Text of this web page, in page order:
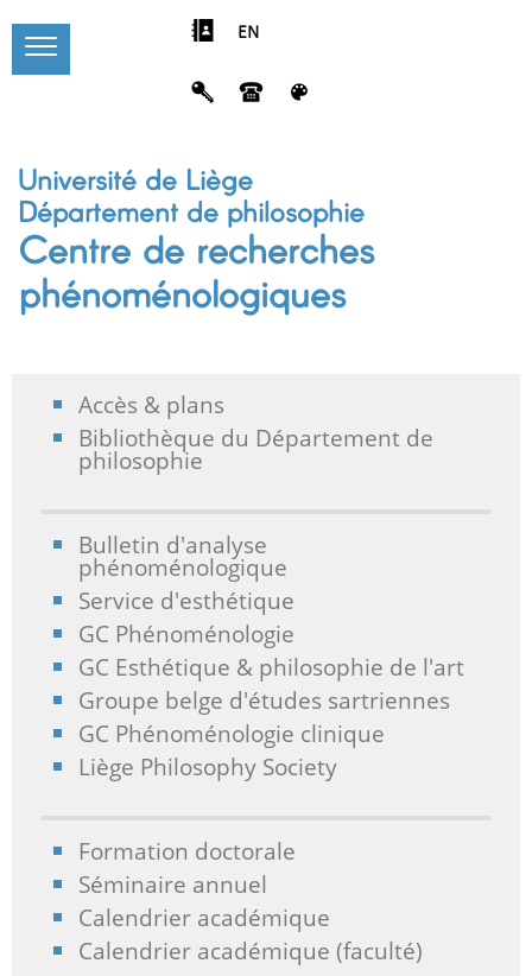
EN
Université de Liège
Département de philosophie
Centre de recherches
phénoménologiques
Accès & plans
Bibliothèque du Département de
philosophie
Bulletin d'analyse
phénoménologique
Service d'esthétique
GC Phénoménologie
GC Esthétique & philosophie de l'art
Groupe belge d'études sartriennes
GC Phénoménologie clinique
Liège Philosophy Society
Formation doctorale
Séminaire annuel
Calendrier académique
Calendrier académique (faculté)